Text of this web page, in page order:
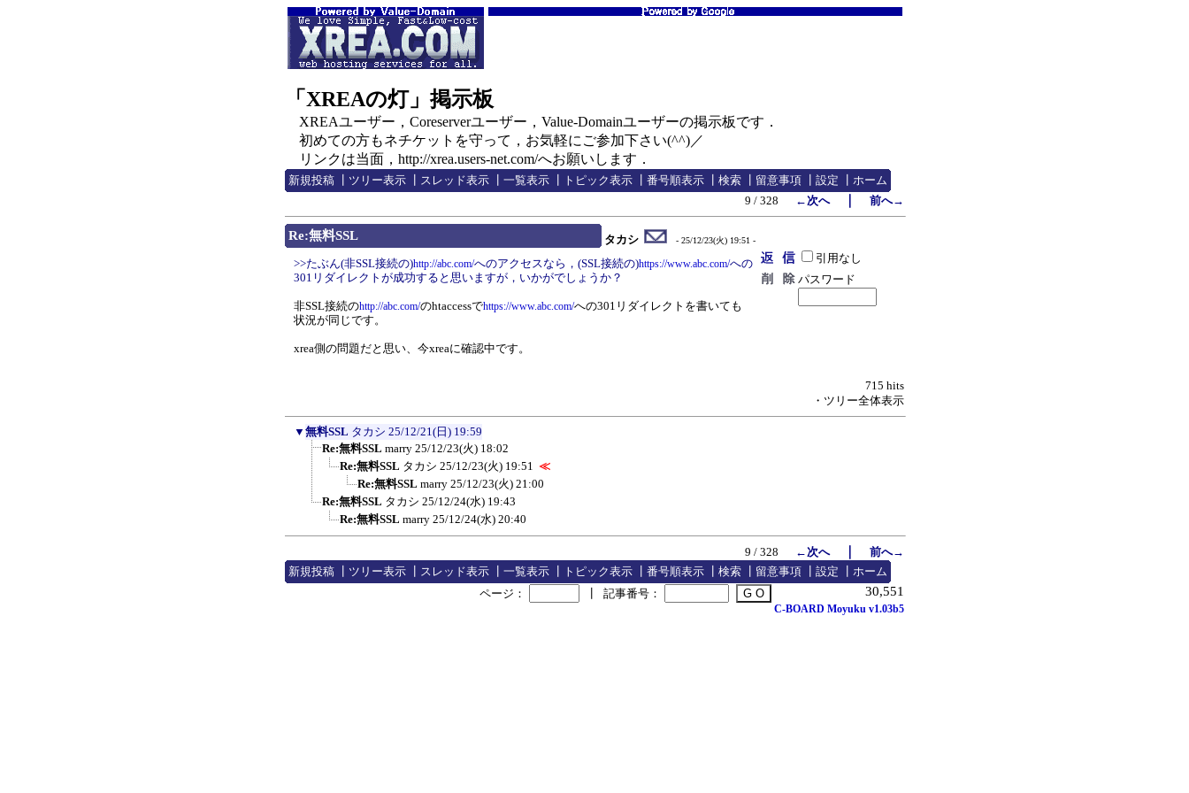
「XREAの灯」掲示板
XREAユーザー，Coreserverユーザー，Value-Domainユーザーの掲示板です．
初めての方もネチケットを守って，お気軽にご参加下さい(^^)／
リンクは当面，http://xrea.users-net.com/へお願いします．
新規投稿 ツリー表示 スレッド表示 一覧表示 トピック表示 番号順表示 検索 留意事項 設定
ホーム
9 / 328
←次へ｜ 前へ→
Re:無料SSL タカシ - 25/12/23(火) 19:51 -
>>たぶん(非SSL接続の)http://abc.com/へのアクセスなら，(SSL接続の)https://www.abc.com/への
301リダイレクトが成功すると思いますが，いかがでしょうか？
非SSL接続のhttp://abc.com/のhtaccessでhttps://www.abc.com/への301リダイレクトを書いても
状況が同じです。
xrea側の問題だと思い、今xreaに確認中です。
引用なし
パスワード
715 hits
・ツリー全体表示
▼ 無料SSL タカシ 25/12/21(日) 19:59
Re:無料SSL marry 25/12/23(火) 18:02
Re:無料SSL タカシ 25/12/23(火) 19:51 ≪
Re:無料SSL marry 25/12/23(火) 21:00
Re:無料SSL タカシ 25/12/24(水) 19:43
Re:無料SSL marry 25/12/24(水) 20:40
9 / 328 ←次へ｜ 前へ→
新規投稿
ツリー表示 スレッド表示 一覧表示 トピック表示 番号順表示 検索 留意事項 設定 ホーム
30,551
ページ： 記事番号：
C-BOARD Moyuku v1.03b5